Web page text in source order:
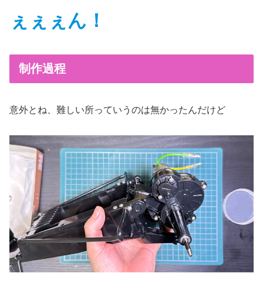
ぇぇぇん ！
制作過程
意外とね、難しい所っていうのは無かったんだけど